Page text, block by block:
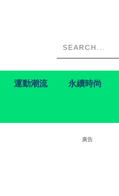
運動潮流 永續時尚
廣告